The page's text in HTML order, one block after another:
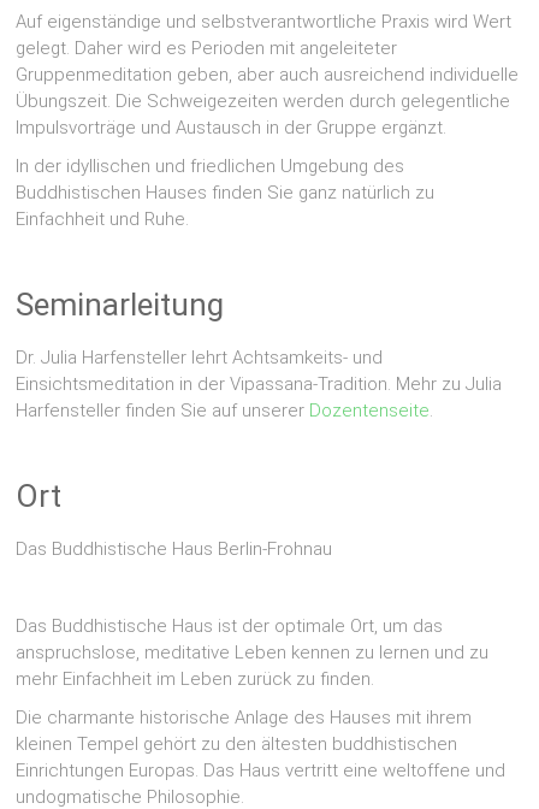
Auf eigenständige und selbstverantwortliche Praxis wird Wert
gelegt. Daher wird es Perioden mit angeleiteter
Gruppenmeditation geben, aber auch ausreichend individuelle
Übungszeit. Die Schweigezeiten werden durch gelegentliche
Impulsvorträge und Austausch in der Gruppe ergänzt.
In der idyllischen und friedlichen Umgebung des
Buddhistischen Hauses finden Sie ganz natürlich zu
Einfachheit und Ruhe.
Seminarleitung
Dr. Julia Harfensteller lehrt Achtsamkeits- und
Einsichtsmeditation in der Vipassana-Tradition. Mehr zu Julia
Harfensteller finden Sie auf unserer Dozentenseite.
Ort
Das Buddhistische Haus Berlin-Frohnau
Das Buddhistische Haus ist der optimale Ort, um das
anspruchslose, meditative Leben kennen zu lernen und zu
mehr Einfachheit im Leben zurück zu finden.
Die charmante historische Anlage des Hauses mit ihrem
kleinen Tempel gehört zu den ältesten buddhistischen
Einrichtungen Europas. Das Haus vertritt eine weltoffene und
undogmatische Philosophie.